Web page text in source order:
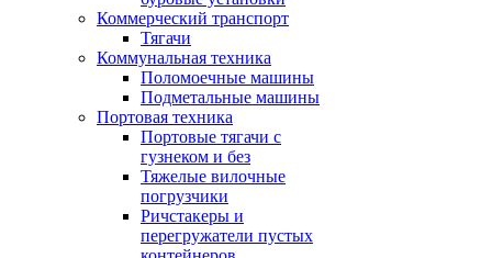
Коммерческий транспорт
Тягачи
Коммунальная техника
Поломоечные машины
Подметальные машины
Портовая техника
Портовые тягачи с
гузнеком и без
Тяжелые вилочные
погрузчики
Ричстакеры и
перегружатели пустых